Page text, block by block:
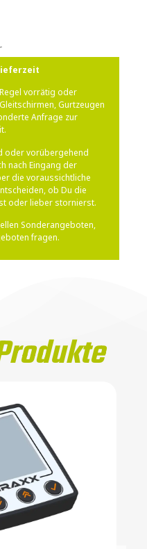
vorrätig oder
Gurtzeugen
Anfrage zur
oder vorübergehend
nach Eingang der
die voraussichtliche
ob Du die
oder lieber stornierst.
Sonderangeboten,
fragen.